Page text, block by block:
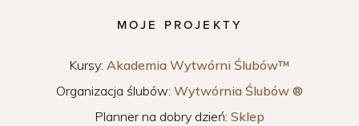
MOJE PROJEKTY
Kursy: Akademia Wytwórni Ślubów™
Organizacja ślubów: Wytwórnia Ślubów ®
Planner na dobry dzień: Sklep